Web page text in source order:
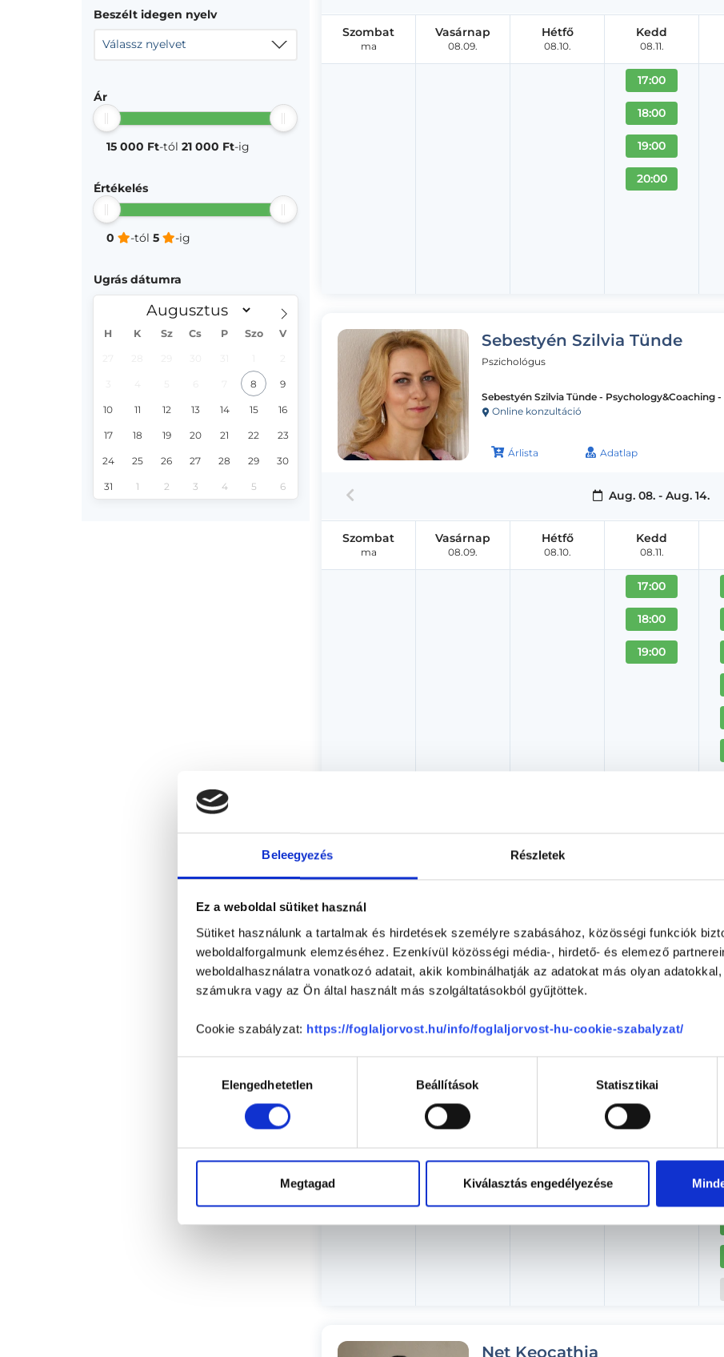
Beleegyezés Részletek
Ez a weboldal sütiket használ
Sütiket használunk a tartalmak és hirdetések személyre szabásához, közösségi funkciók
weboldalforgalmunk elemzéséhez. Ezenkívül közösségi média-, hirdető- és elemező
weboldalhasználatra vonatkozó adatait, akik kombinálhatják az adatokat más olyan
számukra vagy az Ön által használt más szolgáltatásokból gyűjtöttek.
Cookie szabályzat: https://foglaljorvost.hu/info/foglaljorvost-hu-cookie-szabalyzat/
kiválasztásaElengedhetetlen Beállítások Statisztikai
Megtagad Kiválasztás engedélyezése
Beszélt idegen nyelv
Válassz nyelvet
Ár
15 000 Ft-tól 21 000 Ft-ig
Értékelés
0 -tól 5 -ig
Ugrás dátumra
H K Sz Cs P Szo V
8 9
10 11 12 13 14 15 16
17 18 19 20 21 22 23
24 25 26 27 28 29 30
31 1 2 3 4 5 6
Szombat
ma
Vasárnap
08.09.
Hétfő
08.10.
Kedd
08.11.
17:00
18:00
19:00
20:00
Sebestyén Szilvia Tünde
Pszichológus
Sebestyén Szilvia Tünde - Psychology&Coaching
Online konzultáció
Árlista Adatlap
Aug. 08. - Aug. 14.
Szombat
ma
Vasárnap
08.09.
Hétfő
08.10.
Kedd
08.11.
17:00
18:00
19:00
Tóth Adél
Árlista Adatlap
ma 08.09. 08.10. 08.11.
Net Keocathia